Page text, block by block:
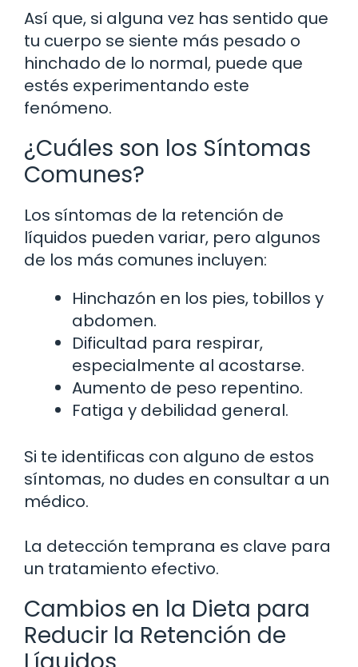
Así que, si alguna vez has sentido que
tu cuerpo se siente más pesado o
hinchado de lo normal, puede que
estés experimentando este
fenómeno.
¿Cuáles son los Síntomas
Comunes?
Los síntomas de la retención de
líquidos pueden variar, pero algunos
de los más comunes incluyen:
Hinchazón en los pies, tobillos y
abdomen.
Dificultad para respirar,
especialmente al acostarse.
Aumento de peso repentino.
Fatiga y debilidad general.
Si te identificas con alguno de estos
síntomas, no dudes en consultar a un
médico.
La detección temprana es clave para
un tratamiento efectivo.
Cambios en la Dieta para
Reducir la Retención de